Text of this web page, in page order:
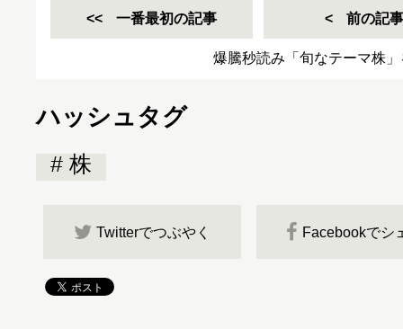
一番最初の記事 前の記事
爆騰秒読み「旬なテーマ株
ハッシュタグ
株
Twitterでつぶやく Facebookでシ